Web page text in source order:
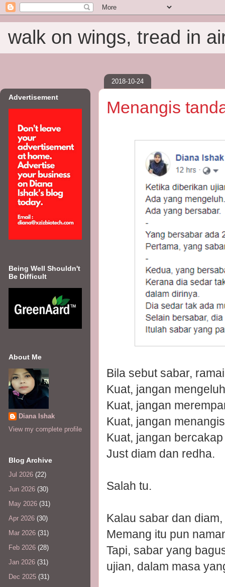
walk on wings, tread in
2018-10-24
Menangis
Bila sebut sabar,
Kuat, jangan
Kuat, jangan
Kuat, jangan
Kuat, jangan
Just diam dan redha.
Salah tu.
Kalau sabar dan
Memang itu pun
Tapi, sabar yang
ujian, dalam masa
Advertisement
Being Well Shouldn't
Be Difficult
About Me
Diana Ishak
View my complete profile
Blog Archive
Jul 2026 (22)
Jun 2026 (30)
May 2026 (31)
Apr 2026 (30)
Mar 2026 (31)
Feb 2026 (28)
Jan 2026 (31)
Dec 2025 (31)